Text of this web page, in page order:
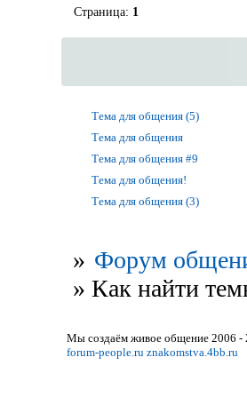
Страница: 1
Тема для общения (5)
Тема для общения
Тема для общения #9
Тема для общения!
Тема для общения (3)
» Форум
» Как найти
Мы создаём живое общение 2006 -
forum-people.ru znakomstva.4bb.ru